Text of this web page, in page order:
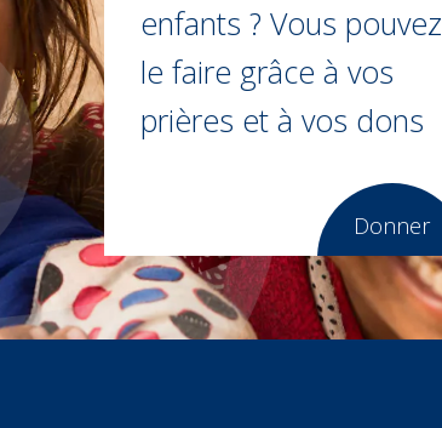
enfants ? Vous pouvez
le faire grâce à vos
prières et à vos dons
Donner